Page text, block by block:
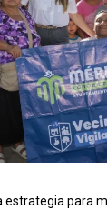
estrategia para